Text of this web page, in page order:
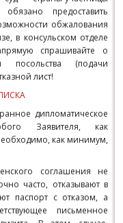
предоставить
обжалования
в консульском отделе
спрашивайте о
посольства (подачи
лист!
дипломатическое
Заявителя, как
как минимум,
соглашения не
часто, отказывают в
паспорт с отказом, а
письменное